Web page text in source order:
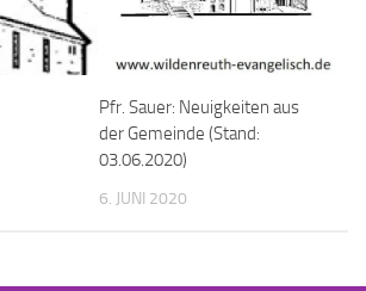
Pfr. Sauer: Neuigkeiten aus
der Gemeinde (Stand:
03.06.2020)
6. JUNI 2020